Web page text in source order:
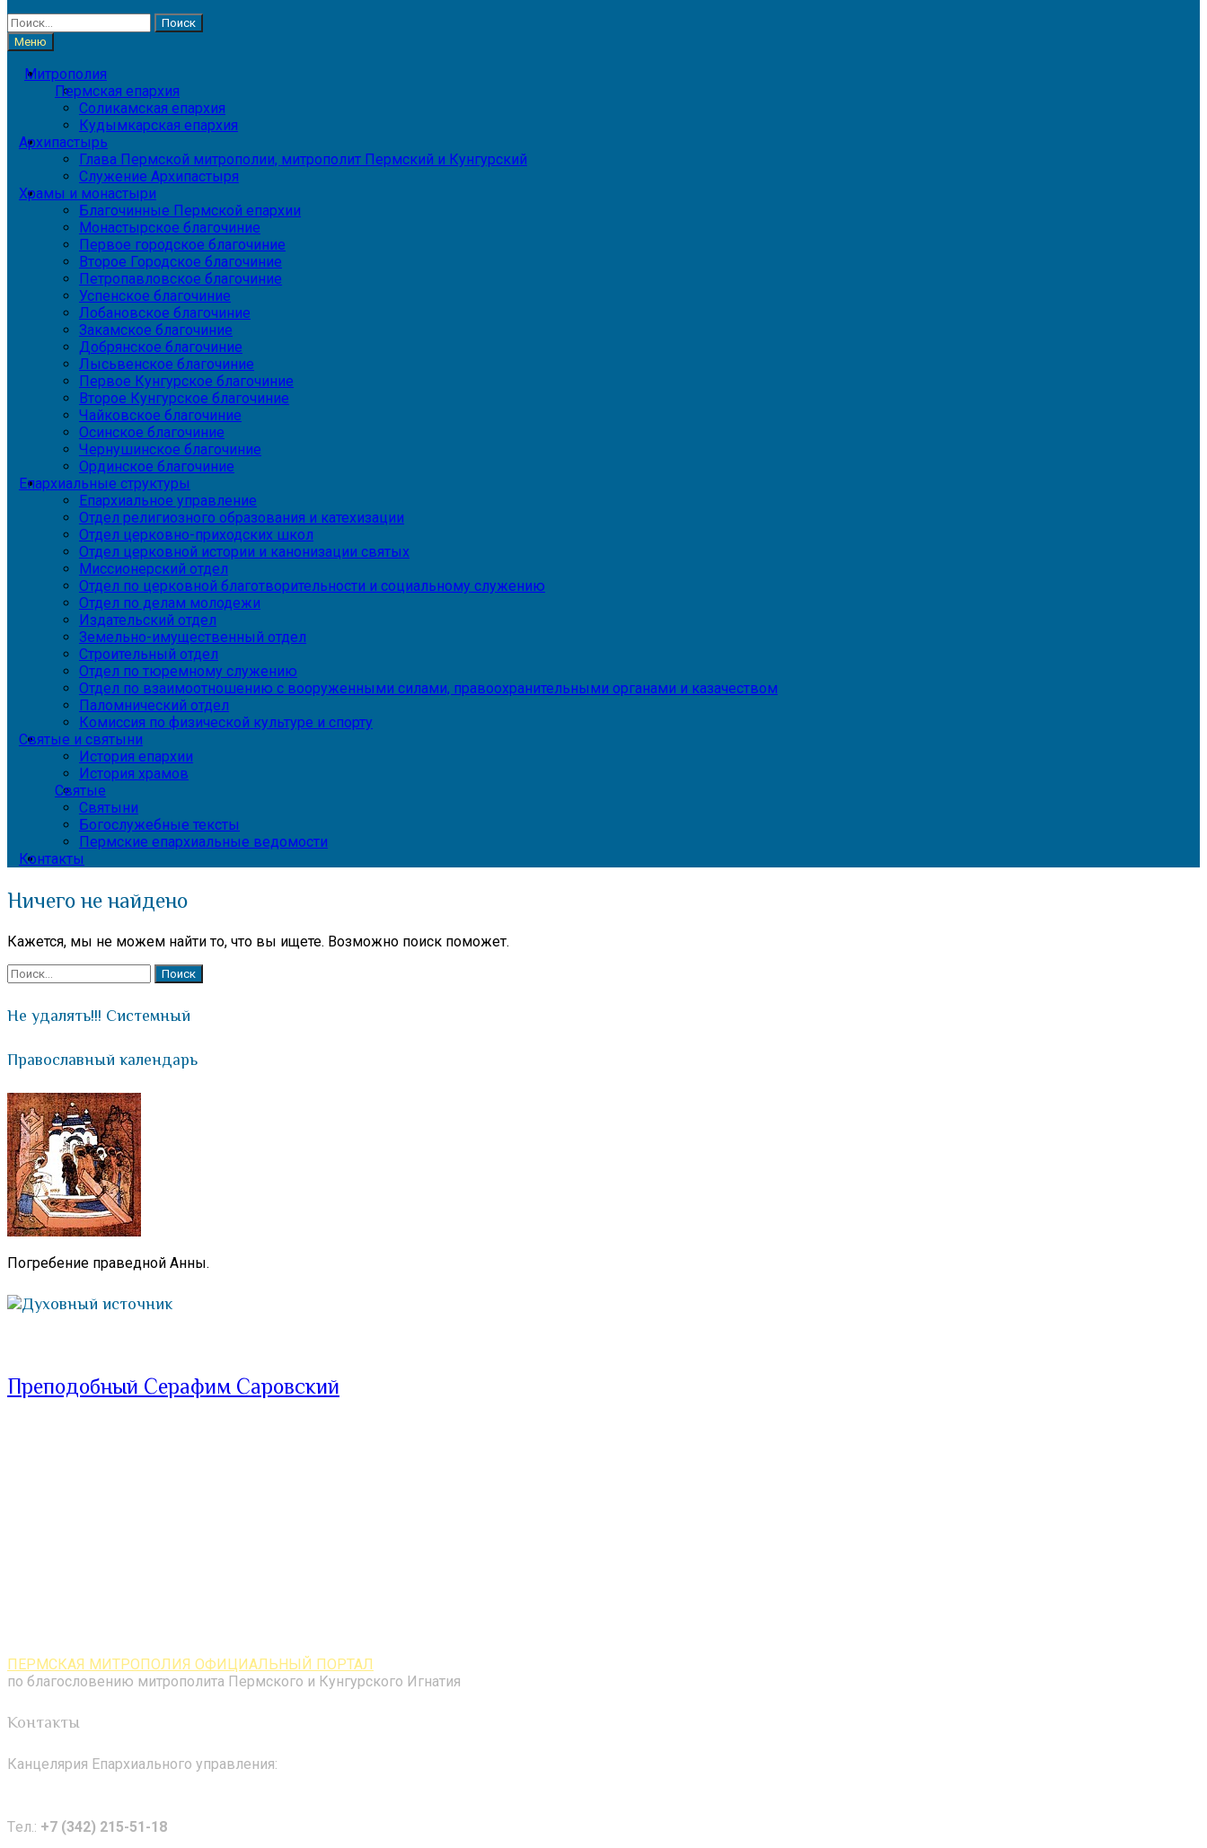
Найти:
Меню
Митрополия
Пермская епархия
Соликамская епархия
Кудымкарская епархия
Архипастырь
Глава Пермской митрополии, митрополит Пермский и Кунгурский
Служение Архипастыря
Храмы и монастыри
Благочинные Пермской епархии
Монастырское благочиние
Первое городское благочиние
Второе Городское благочиние
Петропавловское благочиние
Успенское благочиние
Лобановское благочиние
Закамское благочиние
Добрянское благочиние
Лысьвенское благочиние
Первое Кунгурское благочиние
Второе Кунгурское благочиние
Чайковское благочиние
Осинское благочиние
Чернушинское благочиние
Ординское благочиние
Епархиальные структуры
Епархиальное управление
Отдел религиозного образования и катехизации
Отдел церковно-приходских школ
Отдел церковной истории и канонизации святых
Миссионерский отдел
Отдел по церковной благотворительности и социальному служению
Отдел по делам молодежи
Издательский отдел
Земельно-имущественный отдел
Строительный отдел
Отдел по тюремному служению
Отдел по взаимоотношению с вооруженными силами, правоохранительными органами и казачеством
Паломнический отдел
Комиссия по физической культуре и спорту
Святые и святыни
История епархии
История храмов
Святые
Святыни
Богослужебные тексты
Пермские епархиальные ведомости
Контакты
Ничего не найдено
Кажется, мы не можем найти то, что вы ищете. Возможно поиск поможет.
Найти:
Не удалять!!! Системный
Православный календарь
Погребение праведной Анны.
Духовный источник
Преподобный Серафим Саровский
ПЕРМСКАЯ МИТРОПОЛИЯ ОФИЦИАЛЬНЫЙ ПОРТАЛ
по благословению митрополита Пермского и Кунгурского Игнатия
Контакты
Канцелярия Епархиального управления:
Tел.: +7 (342) 215-51-18